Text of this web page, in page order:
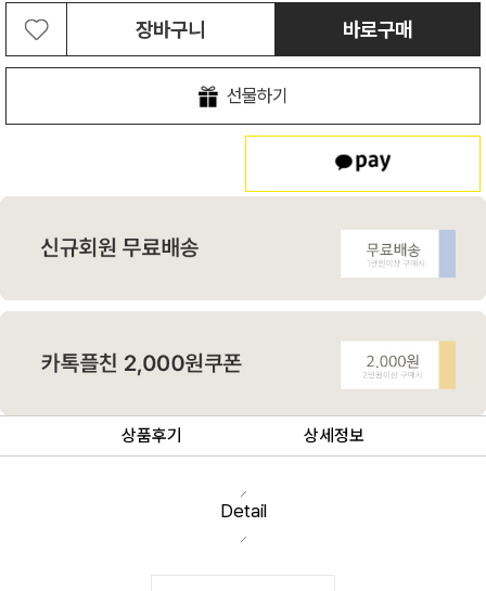
장바구니 바로구매
선물하기
상품후기 상세정보
Detail